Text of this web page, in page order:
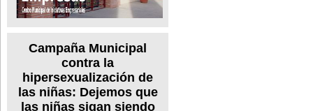
Campaña Municipal
contra la
hipersexualización de
las niñas: Dejemos que
las niñas sigan siendo